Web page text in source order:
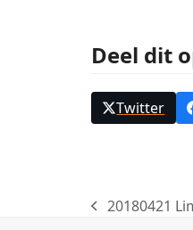
Deel dit
Twitter
previous
20180421